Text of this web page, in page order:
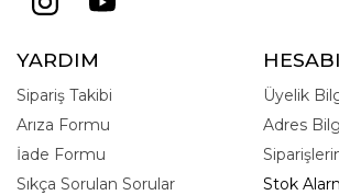
YARDIM
Sipariş Takibi
Arıza Formu
İade Formu
Sıkça Sorulan Sorular
Üyelik
Adres
Stok